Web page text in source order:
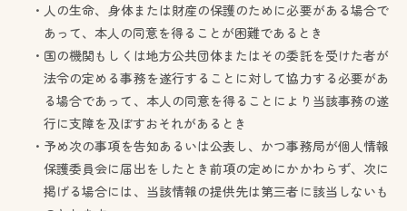
・人の生命、身体または財産の保護のために必要がある場合で
あって、本人の同意を得ることが困難であるとき
・国の機関もしくは地方公共団体またはその委託を受けた者が
法令の定める事務を遂行することに対して協力する必要があ
る場合であって、本人の同意を得ることにより当該事務の遂
行に支障を及ぼすおそれがあるとき
・予め次の事項を告知あるいは公表し、かつ事務局が個人情報
保護委員会に届出をしたとき前項の定めにかかわらず、次に
掲げる場合には、当該情報の提供先は第三者に該当しないも